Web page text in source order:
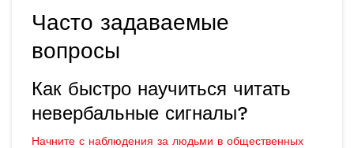
Часто задаваемые
вопросы
Как быстро научиться читать
невербальные сигналы?
Начните с наблюдения за людьми в общественных